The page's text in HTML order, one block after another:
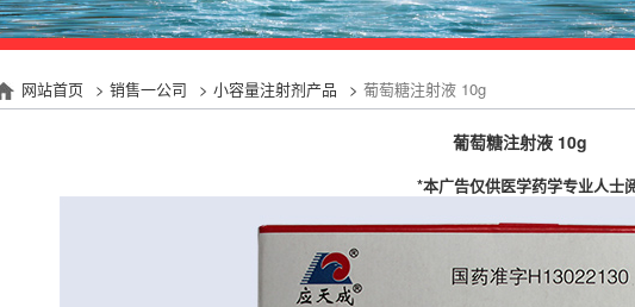
网站首页 > 销售一公司 > 小容量注射剂产品 > 葡萄糖注射液 10g
葡萄糖注射液 10g
*本广告仅供医学药学专业人士